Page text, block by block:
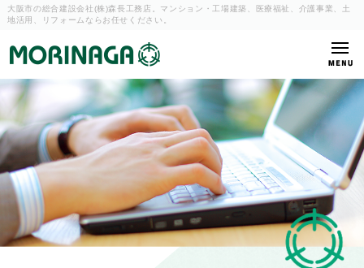
大阪市の総合建設会社(株)森長工務店。マンション・工場建築、
医療福祉、介護事業、土
地活用、リフォームならお任せください。